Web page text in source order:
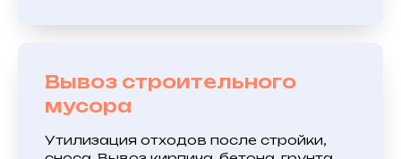
Вывоз строительного
мусора
Утилизация отходов после стройки,